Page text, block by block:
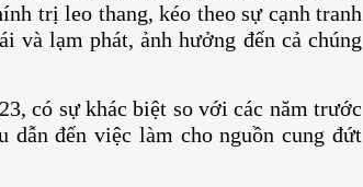
trị leo thang, kéo theo sự cạnh tranh
và lạm phát, ảnh hưởng đến cả chúng
có sự khác biệt so với các năm trước
dẫn đến việc làm cho nguồn cung đứt